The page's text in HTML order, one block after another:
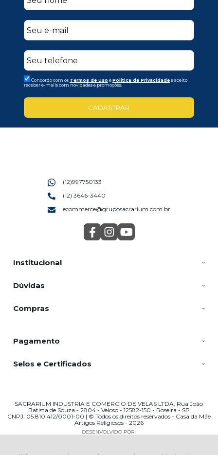
Concordo com os Termos de uso ePolitica de Privacidadee aceito
receber e-mails com novidades e promoções.
CADASTRAR
Institucional
Dúvidas
Compras
(12)997750133
(12) 3646-3440
ecommerce@gruposacrarium.com.br
Pagamento
Selos e Certificados
SACRARIUM INDUSTRIA E COMERCIO DE VELAS LTDA, Rua João
Batista de Souza - 2804 - Veloso - 12582-150 - Roseira - SP
CNPJ: 05.810.412/0001-00 | © Todos os direitos reservados - Casa da Mãe
Artigos Religiosos - 2026